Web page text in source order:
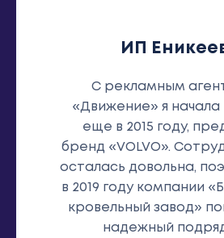
ИП
С рекламным
«Движение» я начала
еще в 2015 году,
бренд «VOLVO».
осталась довольна,
в 2019 году компании
кровельный завод»
надежный